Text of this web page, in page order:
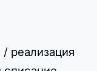
/ реализация